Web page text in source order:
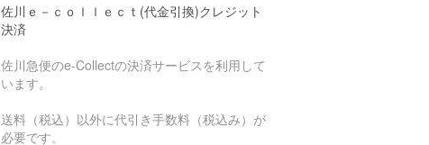
佐川ｅ－ｃｏｌｌｅｃｔ(代金引換)クレジット
決済
佐川急便のe-Collectの決済サービスを利用して
います。
送料（税込）以外に代引き手数料（税込み）が
必要です。